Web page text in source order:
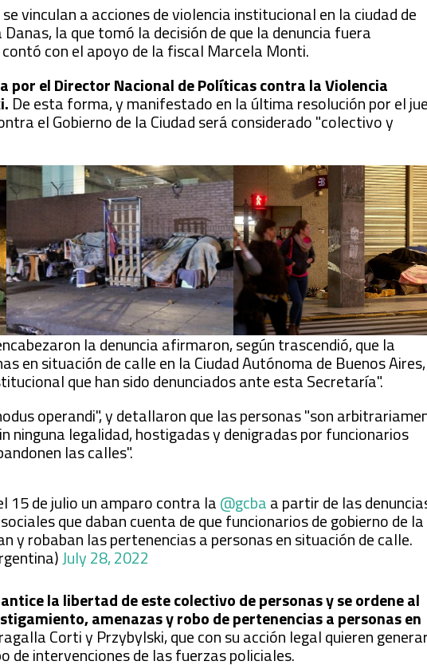
vinculan a acciones de violencia institucional en la ciudad de
la que tomó la decisión de que la denuncia fuera
con el apoyo de la fiscal Marcela Monti.
por el Director Nacional de Políticas contra la Violencia
De esta forma, y manifestado en la última resolución por el
el Gobierno de la Ciudad será considerado "colectivo y
la denuncia afirmaron, según trascendió, que la
en situación de calle en la Ciudad Autónoma de Buenos
que han sido denunciados ante esta Secretaría".
operandi", y detallaron que las personas "son
ninguna legalidad, hostigadas y denigradas por funcionarios
las calles".
15 de julio un amparo contra la@gcbaa partir de las
que daban cuenta de que funcionarios de gobierno de la
y robaban las pertenencias a personas en situación de calle.
July 28, 2022
la libertad de este colectivo de personas y se ordene al
amenazas y robo de pertenencias a personas en
Corti y Przybylski, que con su acción legal quieren
de intervenciones de las fuerzas policiales.